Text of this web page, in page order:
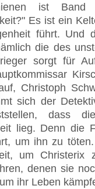
ist
Es ist ein
führt. Und
die des
sorgt für
Christoph
sich der
dass
lieg. Denn die
um ihn zu
um Christerix
denen sie
ihr Leben